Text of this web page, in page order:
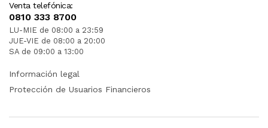
Venta telefónica:
0810 333 8700
LU-MIE de 08:00 a 23:59
JUE-VIE de 08:00 a 20:00
SA de 09:00 a 13:00
Información legal
Protección de Usuarios Financieros